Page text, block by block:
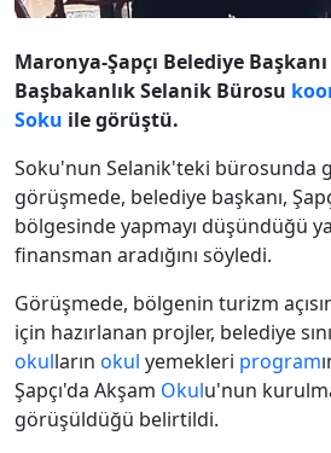
Maronya-Şapçı Belediye
Başbakanlık Selanik Bürosu
Soku ile görüştü.
Soku'nun Selanik'teki bürosunda
görüşmede, belediye başkanı,
bölgesinde yapmayı düşündüğü
finansman aradığını söyledi.
Görüşmede, bölgenin turizm
için hazırlanan projler, belediye
okulların okul yemekleri program
Şapçı'da Akşam Okulu'nun
görüşüldüğü belirtildi.